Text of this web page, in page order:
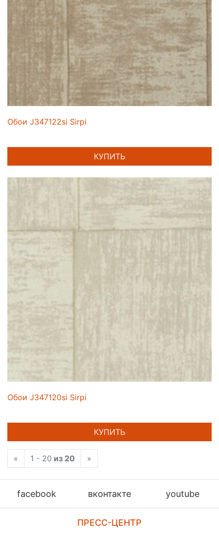
Обои J347122si Sirpi
КУПИТЬ
Обои J347120si Sirpi
КУПИТЬ
« 1 - 20 из 20 »
facebook вконтакте youtube
ПРЕСС-ЦЕНТР